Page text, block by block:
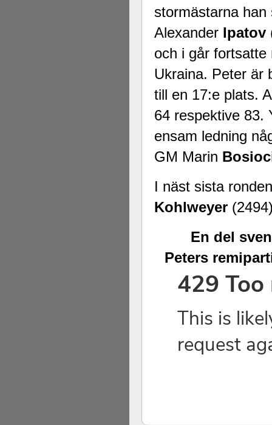
stormästarna
Alexander Ipatov
och i går
Ukraina. Peter är
till en 17:e plats.
64 respektive 83.
ensam ledning
GM Marin
I näst sista
Kohlweyer
En del
Peters